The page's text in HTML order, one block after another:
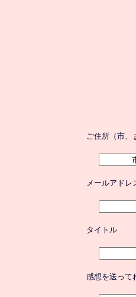
ご住所（市、
メールアドレ
タイトル
感想を送って